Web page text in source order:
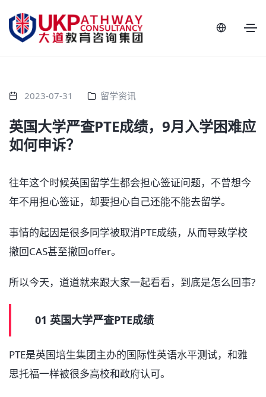
2023-07-31 留学资讯
英国大学严查PTE成绩，9月入学困难应
如何申诉？
往年这个时候英国留学生都会担心签证问题，不曾想今
年不用担心签证，却要担心自己还能不能去留学。
事情的起因是很多同学被取消PTE成绩，从而导致学校
撤回CAS甚至撤回offer。
所以今天，道道就来跟大家一起看看，到底是怎么回事?
01 英国大学严查PTE成绩
PTE是英国培生集团主办的国际性英语水平测试，和雅
思托福一样被很多高校和政府认可。